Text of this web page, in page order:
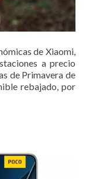
de Xiaomi,
a precio
de Primavera de
rebajado, por